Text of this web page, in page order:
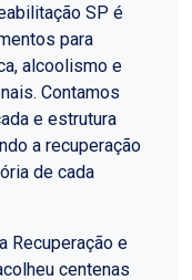
SP é
para
alcoolismo e
Contamos
e estrutura
a recuperação
de cada
Recuperação e
centenas